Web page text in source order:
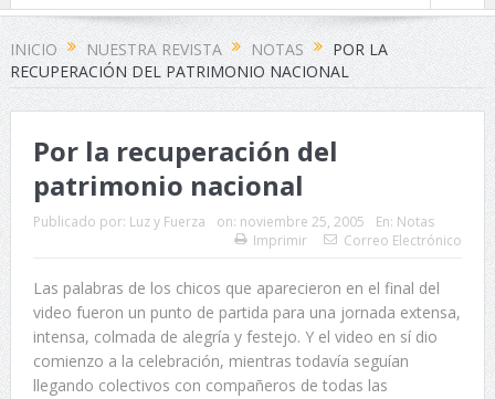
INICIO NUESTRA REVISTA NOTAS
POR LA
RECUPERACIÓN DEL PATRIMONIO NACIONAL
Por la recuperación del
patrimonio nacional
Publicado por: Luz y Fuerza on: noviembre 25, 2005 En: Notas
Imprimir
Correo Electrónico
Las palabras de los chicos que aparecieron en el final del
video fueron un punto de partida para una jornada extensa,
intensa, colmada de alegría y festejo. Y el video en sí dio
comienzo a la celebración, mientras todavía seguían
llegando colectivos con compañeros de todas las